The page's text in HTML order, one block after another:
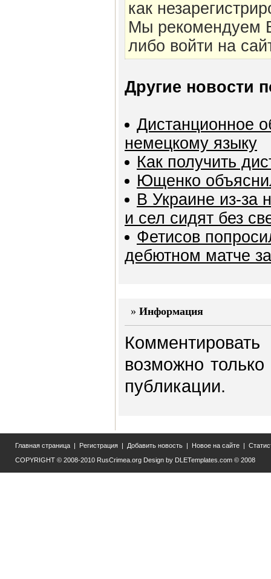
как
Мы рекомендуем
либо войти на
Другие новости
Дистанционное
немецкому языку
Как получить
Ющенко
В Украине из-за
и сел сидят без
Фетисов
дебютном матче
» Информация
возможно
публикации.
Главная страница | Регистрация | Добавить новость | Новое на сайте |
COPYRIGHT © 2008-2010 RusCrimea.org Design by DLETemplates.com © 2008